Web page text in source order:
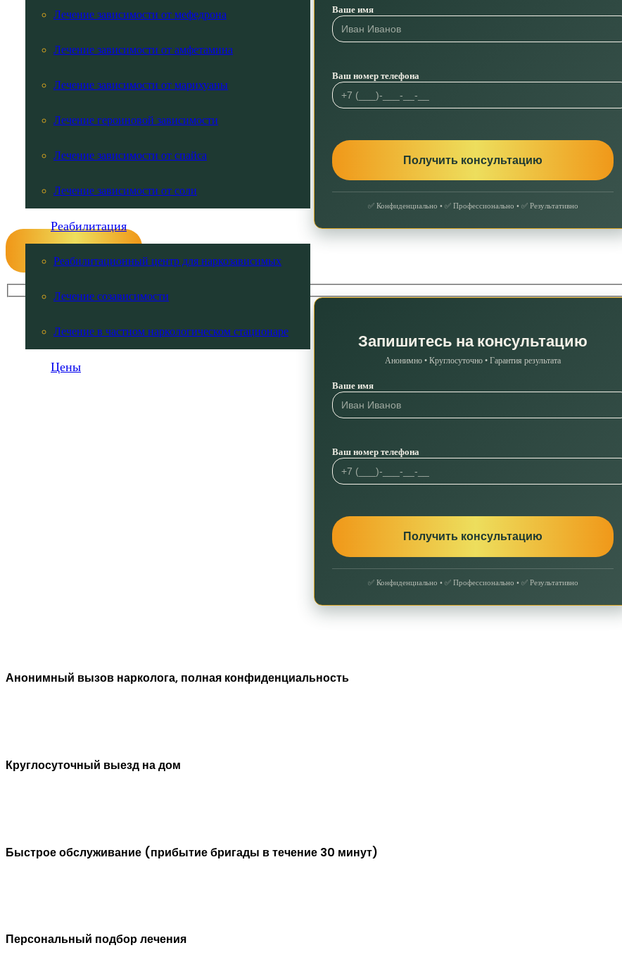
Лечение зависимости от мефедрона
Лечение зависимости от амфетамина
Лечение зависимости от марихуаны
Лечение героиновой зависимости
Лечение зависимости от спайса
Лечение зависимости от соли
Реабилитация
Реабилитационный центр для наркозависимых
Лечение созависимости
Лечение в частном наркологическом стационаре
Цены
Ваше имя
Ваш номер телефона
✅ Конфиденциально • ✅ Профессионально • ✅ Результативно
Запишитесь на консультацию
Анонимно • Круглосуточно • Гарантия результата
Ваше имя
Ваш номер телефона
✅ Конфиденциально • ✅ Профессионально • ✅ Результативно
Анонимный вызов нарколога, полная конфиденциальность
Круглосуточный выезд на дом
Быстрое обслуживание (прибытие бригады в течение 30 минут)
Персональный подбор лечения